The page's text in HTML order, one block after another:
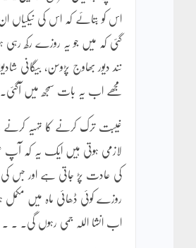
اس کو بتائے کہ اس کی نیکیاں
گئی کہ میں جو یہ روزے رکھ
نند دیور بھاوج پڑوسن، بیگانی
مجھے اب یہ بات سمجھ میں آگئی۔
غیبت ترک کرنے کا تہیہ کرنے
لازمی ہوتی ہیں ایک یہ کہ آپ
کی عادت پڑ جاتی ہے اور جس کی
روزے کوئی ڈھائی ماہ میں مکمل
اب انشا اللہ جمی رہوں گی۔ ۔ ۔